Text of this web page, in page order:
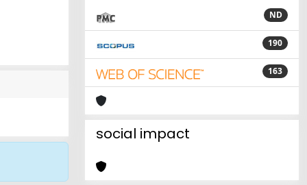
ND
190
163
social impact